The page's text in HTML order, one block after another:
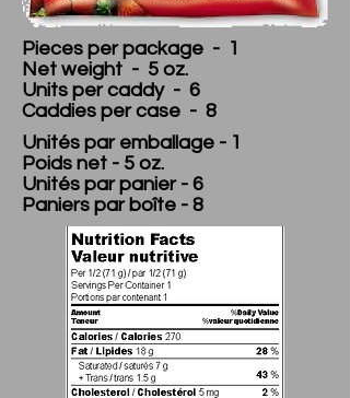
Pieces per package - 1
Net weight - 5 oz.
Units per caddy - 6
Caddies per case - 8
Unités par emballage - 1
Poids net - 5 oz.
Unités par panier - 6
Paniers par boîte - 8